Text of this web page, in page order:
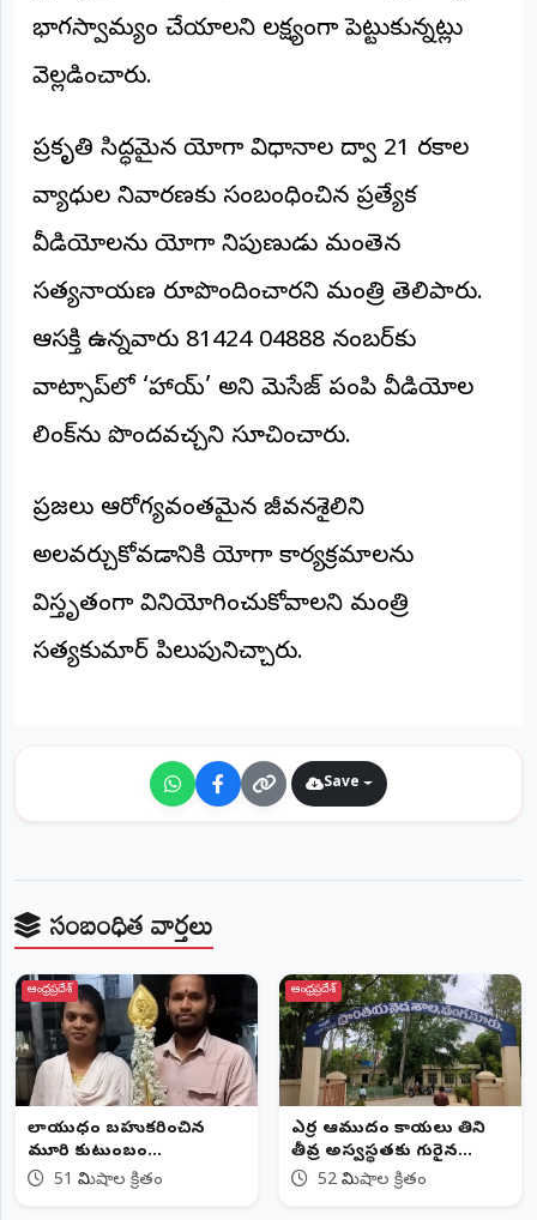
లాగిన్
(Login)
©
2026
NTODAY
NEWS
పక్షం
భాగస్వామ్యం చేయాలని లక్ష్యంగా పెట్టుకున్నట్లు
వెల్లడించారు.
ప్రకృతి సిద్ధమైన యోగా విధానాల ద్వారా 21 రకాల
వ్యాధుల నివారణకు సంబంధించిన ప్రత్యేక
వీడియోలను యోగా నిపుణుడు మంతెన
సత్యనారాయణ రూపొందించారని మంత్రి తెలిపారు.
ఆసక్తి ఉన్నవారు 81424 04888 నంబర్‌కు
వాట్సాప్‌లో ‘హాయ్’ అని మెసేజ్ పంపి వీడియోల
లింక్‌ను పొందవచ్చని సూచించారు.
ప్రజలు ఆరోగ్యవంతమైన జీవనశైలిని
అలవర్చుకోవడానికి యోగా కార్యక్రమాలను
విస్తృతంగా వినియోగించుకోవాలని మంత్రి
సత్యకుమార్ పిలుపునిచ్చారు.
Save
సంబంధిత వార్తలు
ఆంధ్రప్రదేశ్
వేలాయుధం బహుకరించిన
వేమూరి కుటుంబం...
51 నిమిషాల క్రితం
ఆంధ్రప్రదేశ్
ఎర్ర ఆముదం కాయలు తిని
తీవ్ర అస్వస్థతకు గురైన
చిన్నారులు...
52 నిమిషాల క్రితం